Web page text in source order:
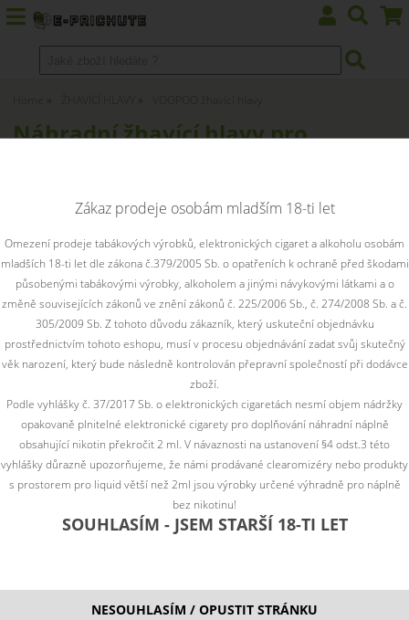
Náhradní žhavící hlavy pro
žhavící hlavy
hlavy
Dostupnost:
Skladem
80
Řadit podle:
Zákaz prodeje osobám mladším 18-ti let
Omezení prodeje tabákových výrobků, elektronických cigaret a alkoholu osobám
mladších 18-ti let dle zákona č.379/2005 Sb. o opatřeních k ochraně před škodami
působenými tabákovými výrobky, alkoholem a jinými návykovými látkami a o
změně souvisejících zákonů ve znění zákonů č. 225/2006 Sb., č. 274/2008 Sb. a č.
305/2009 Sb. Z tohoto důvodu zákazník, který uskuteční objednávku
prostřednictvím tohoto eshopu, musí v procesu objednávání zadat svůj skutečný
věk narození, který bude následně kontrolován přepravní společností při dodávce
zboží.
Podle vyhlášky č. 37/2017 Sb. o elektronických cigaretách nesmí objem nádržky
opakovaně plnitelné elektronické cigarety pro doplňování náhradní náplně
obsahující nikotin překročit 2 ml. V návaznosti na ustanovení §4 odst.3 této
vyhlášky důrazně upozorňujeme, že námi prodávané clearomizéry nebo produkty
s prostorem pro liquid větší než 2ml jsou výrobky určené výhradně pro náplně
bez nikotinu!
SOUHLASÍM - JSEM STARŠÍ 18-TI LET
NESOUHLASÍM / OPUSTIT STRÁNKU